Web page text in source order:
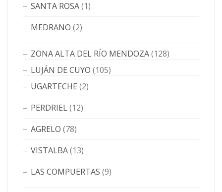
SANTA ROSA(1)
MEDRANO (2)
ZONA ALTA DEL RÍO MENDOZA(128)
LUJÁN DE CUYO (105)
UGARTECHE (2)
PERDRIEL(12)
AGRELO (78)
VISTALBA(13)
LAS COMPUERTAS (9)